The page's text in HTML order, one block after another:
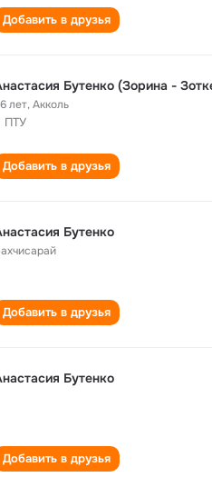
Добавить в друзья
Бутенко (Зорина -
лет,Акколь
ПТУ
Добавить в друзья
Бутенко
Добавить в друзья
Бутенко
Добавить в друзья